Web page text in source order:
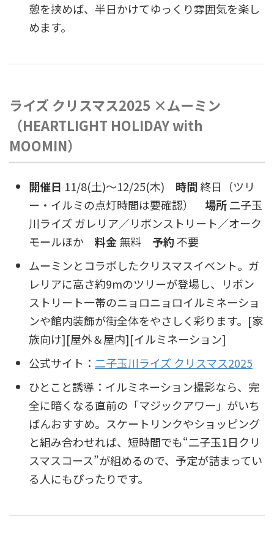
憩を挟めば、半日かけてゆっくり雰囲気を楽し
めます。
ライズ クリスマス2025 ×ムーミン
（HEARTLIGHT HOLIDAY with
MOOMIN）
開催日 11/8(土)〜12/25(木) 時間終日（ツリ
ー・イルミの点灯時間は要確認） 場所二子玉
川ライズ ガレリア／リボンストリート／オーク
モールほか 料金無料 予約不要
ムーミンとコラボしたクリスマスイベント。ガ
レリアに高さ約9mのツリーが登場し、リボン
ストリート一帯のニョロニョロイルミネーショ
ンや館内装飾が街全体をやさしく彩ります。[家
族向け][屋外＆屋内][イルミネーション]
公式サイト： 二子玉川ライズ クリスマス2025
ひとこと誘導：イルミネーション撮影なら、完
全に暗くなる直前の「マジックアワー」がいち
ばんおすすめ。スケートリンクやショッピング
と組み合わせれば、短時間でも“二子玉1日クリ
スマスコース”が組めるので、予定が詰まってい
る人にもぴったりです。